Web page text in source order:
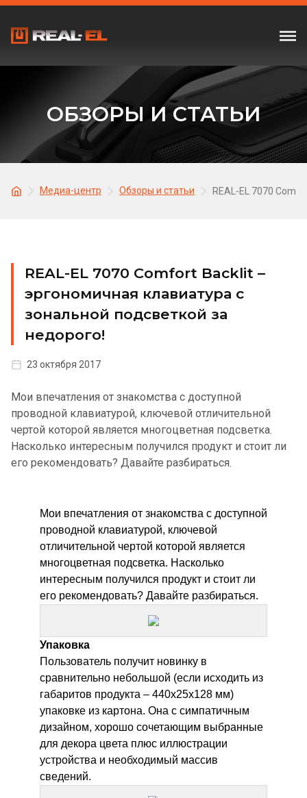
ОБЗОРЫ И СТАТЬИ
Медиа-центр Обзоры и статьи REAL-EL 7070
REAL-EL 7070 Comfort Backlit –
эргономичная клавиатура с
зональной подсветкой за
недорого!
23 октября 2017
Мои впечатления от знакомства с доступной
проводной клавиатурой, ключевой отличительной
чертой которой является многоцветная подсветка.
Насколько интересным получился продукт и стоит ли
его рекомендовать? Давайте разбираться.
Мои впечатления от знакомства с доступной
проводной клавиатурой, ключевой
отличительной чертой которой является
многоцветная подсветка. Насколько
интересным получился продукт и стоит ли
его рекомендовать? Давайте разбираться.
Упаковка
Пользователь получит новинку в
сравнительно небольшой (если исходить из
габаритов продукта – 440х25х128 мм)
упаковке из картона. Она с симпатичным
дизайном, хорошо сочетающим выбранные
для декора цвета плюс иллюстрации
устройства и необходимый массив
сведений.